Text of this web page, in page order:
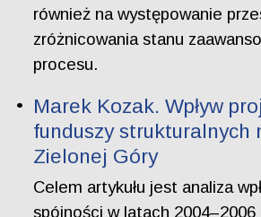
również na występowanie
zróżnicowania stanu
procesu.
Marek Kozak. Wpływ
funduszy strukturalnych
Zielonej Góry
Celem artykułu jest analiza
spójności w latach 2004–2006